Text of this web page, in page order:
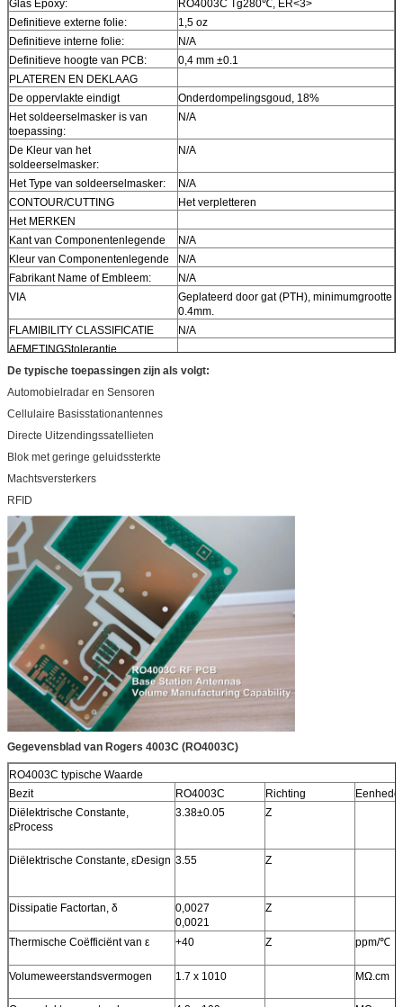
Glas Epoxy:
RO4003C Tg280℃, ER<3>
Definitieve externe folie:
1,5 oz
Definitieve interne folie:
N/A
Definitieve hoogte van PCB:
0,4 mm ±0.1
PLATEREN EN DEKLAAG
De oppervlakte eindigt
Onderdompelingsgoud, 18%
Het soldeerselmasker is van
toepassing:
N/A
De Kleur van het
soldeerselmasker:
N/A
Het Type van soldeerselmasker:
N/A
CONTOUR/CUTTING
Het verpletteren
Het MERKEN
Kant van Componentenlegende
N/A
Kleur van Componentenlegende
N/A
Fabrikant Name of Embleem:
N/A
VIA
Geplateerd door gat (PTH), minimumgrootte
0.4mm.
FLAMIBILITY CLASSIFICATIE
N/A
AFMETINGStolerantie
Overzichtsdimensie:
0,0059“
Raadsplateren:
TYPE VAN TE LEVEREN
KUNSTWERK
DE DIENSTgebied
De typische toepassingen zijn als volgt:
Automobielradar en Sensoren
Cellulaire Basisstationantennes
Directe Uitzendingssatellieten
Blok met geringe geluidssterkte
Machtsversterkers
RFID
Gegevensblad van Rogers 4003C (RO4003C)
RO4003C typische Waarde
Bezit
RO4003C Richting
Diëlektrische Constante,
εProcess
3.38±0.05 Z
Diëlektrische Constante, εDesign 3.55 Z
Dissipatie Factortan, δ
0,0027
0,0021
Z
Thermische Coëfficiënt van ε +40 Z ppm/℃
Volumeweerstandsvermogen 1.7 x 1010 MΩ.cm